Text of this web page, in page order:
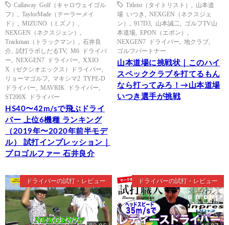
Callaway Golf（キャロウェイゴル
フ）
TaylorMade（テーラーメイ
ド）
MIZUNO（ミズノ）
NEXGEN（ネクスジェン）
Trackman（トラックマン）
石井良
介
試打ラボしだるTV, M6 ドライバ
ー
NEXGEN7 ドライバー
XXIO
X（ゼクシオエックス）ドライバー
リョーマゴルフ
マキシマ2 TYPE-D
ドライバー
MAVRIK ドライバー
ST200X ドライバー
HS40〜42m/sで飛ぶドライ
バー 上位6機種 ランキング
（2019年〜2020年前半モデ
ル） 試打インプレッション｜
プロゴルファー 石井良介
Titleist（タイトリスト）
山本道
場 いつき
NEXGEN（ネクスジェ
ン）
917D3 山本誠二
ゴルフTV山
本道場
EPON（エポン）
NEXGEN7 ドライバー
地クラブ
ゴルフパートナー
山本道場に挑戦状｜このハイ
スペッククラブを打てるもん
なら打ってみろ！→山本道場
いつき選手が挑戦
ドライバーの試打・レビュー ドライバーの試打・レビュー